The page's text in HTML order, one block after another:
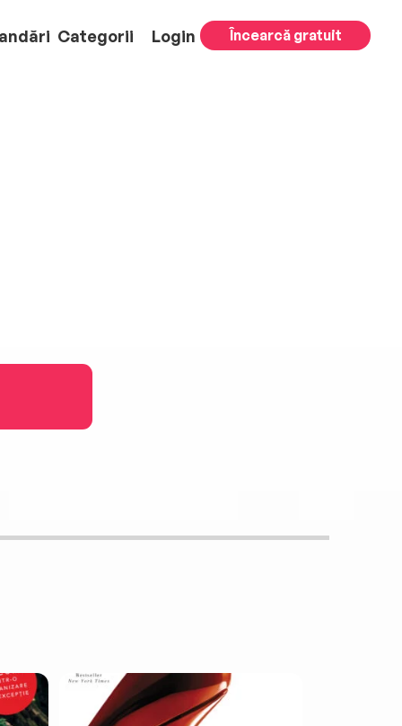
Categorii Login Încearcă gratuit